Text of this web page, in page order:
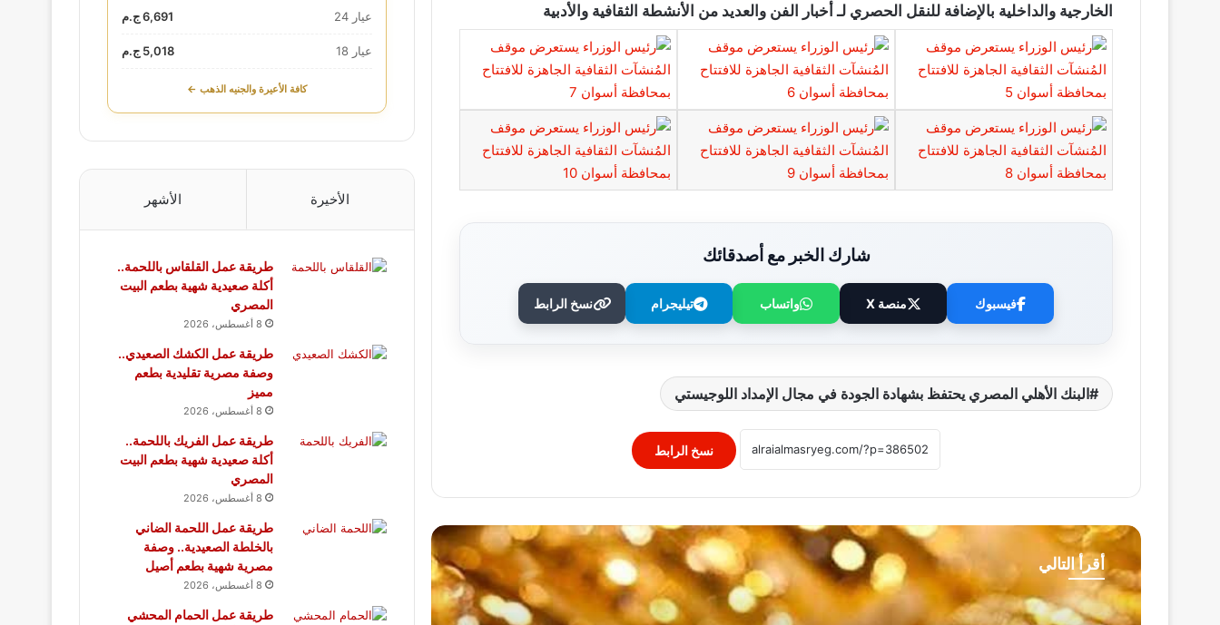
الخارجية والداخلية بالإضافة للنقل الحصري لـ أخبار الفن والعديد من الأنشطة الثقافية والأدبية
شارك الخبر مع أصدقائك
فيسبوك منصة X واتساب تيليجرام نسخ الرابط
البنك الأهلي المصري يحتفظ بشهادة الجودة في مجال الإمداد اللوجيستي
نسخ الرابط
أقرأ التالي
الذهب في الكويت يصعد بشكل محدود..
الدينار الكويتى مقابل الجنيه المصرى اليوم..
والأجنبية
الذهب يحقق مكاسب جديدة في مصر..
ارتفاع 160 جنيهًا مع تحسن الجنيه
عيار 24 6,691 ج.م
عيار 18 5,018 ج.م
كافة الأعيرة والجنيه الذهب ←
الأخيرة الأشهر
طريقة عمل القلقاس باللحمة..
أكلة صعيدية شهية بطعم البيت
المصري
8 أغسطس، 2026
طريقة عمل الكشك الصعيدي..
وصفة مصرية تقليدية بطعم
مميز
8 أغسطس، 2026
طريقة عمل الفريك باللحمة..
أكلة صعيدية شهية بطعم البيت
المصري
8 أغسطس، 2026
طريقة عمل اللحمة الضاني
بالخلطة الصعيدية.. وصفة
مصرية شهية بطعم أصيل
8 أغسطس، 2026
طريقة عمل الحمام المحشي